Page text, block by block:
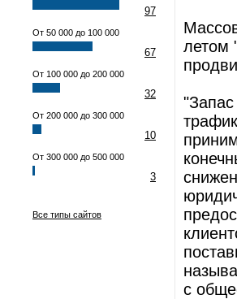
97
От 50 000 до 100 000
67
От 100 000 до 200 000
32
От 200 000 до 300 000
10
От 300 000 до 500 000
3
Все типы сайтов
летом
с